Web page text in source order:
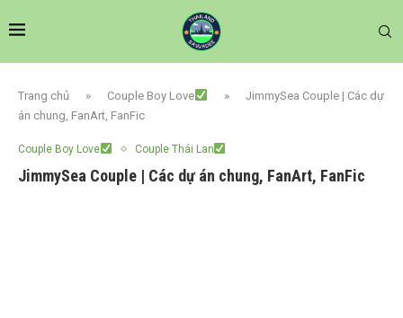
Trang chủ » Couple Boy Love »
JimmySea Couple | Các dự
án chung, FanArt, FanFic
Couple Boy Love Couple Thái Lan
JimmySea Couple | Các dự án chung, FanArt, FanFic